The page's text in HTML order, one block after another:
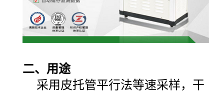
二、用途
采用皮托管平行法等速采样，干